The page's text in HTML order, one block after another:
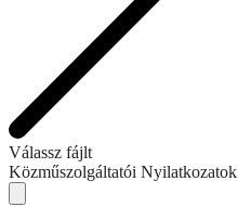
Válassz fájlt
Közműszolgáltatói Nyilatkozatok